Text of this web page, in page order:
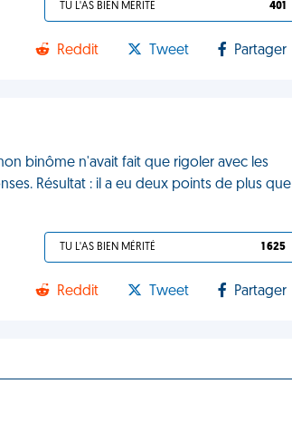
TU L'AS BIEN MÉRITÉ 401
Reddit Tweet Partager
binôme n'avait fait que rigoler avec les
Résultat : il a eu deux points de plus que
TU L'AS BIEN MÉRITÉ 1 625
Reddit Tweet Partager